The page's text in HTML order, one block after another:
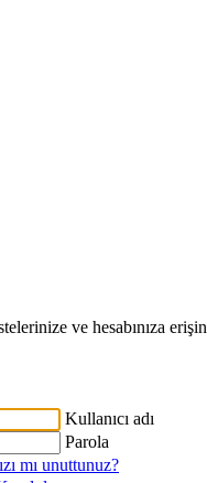
ve hesabınıza erişin
Kullanıcı adı
Parola
mı unuttunuz?